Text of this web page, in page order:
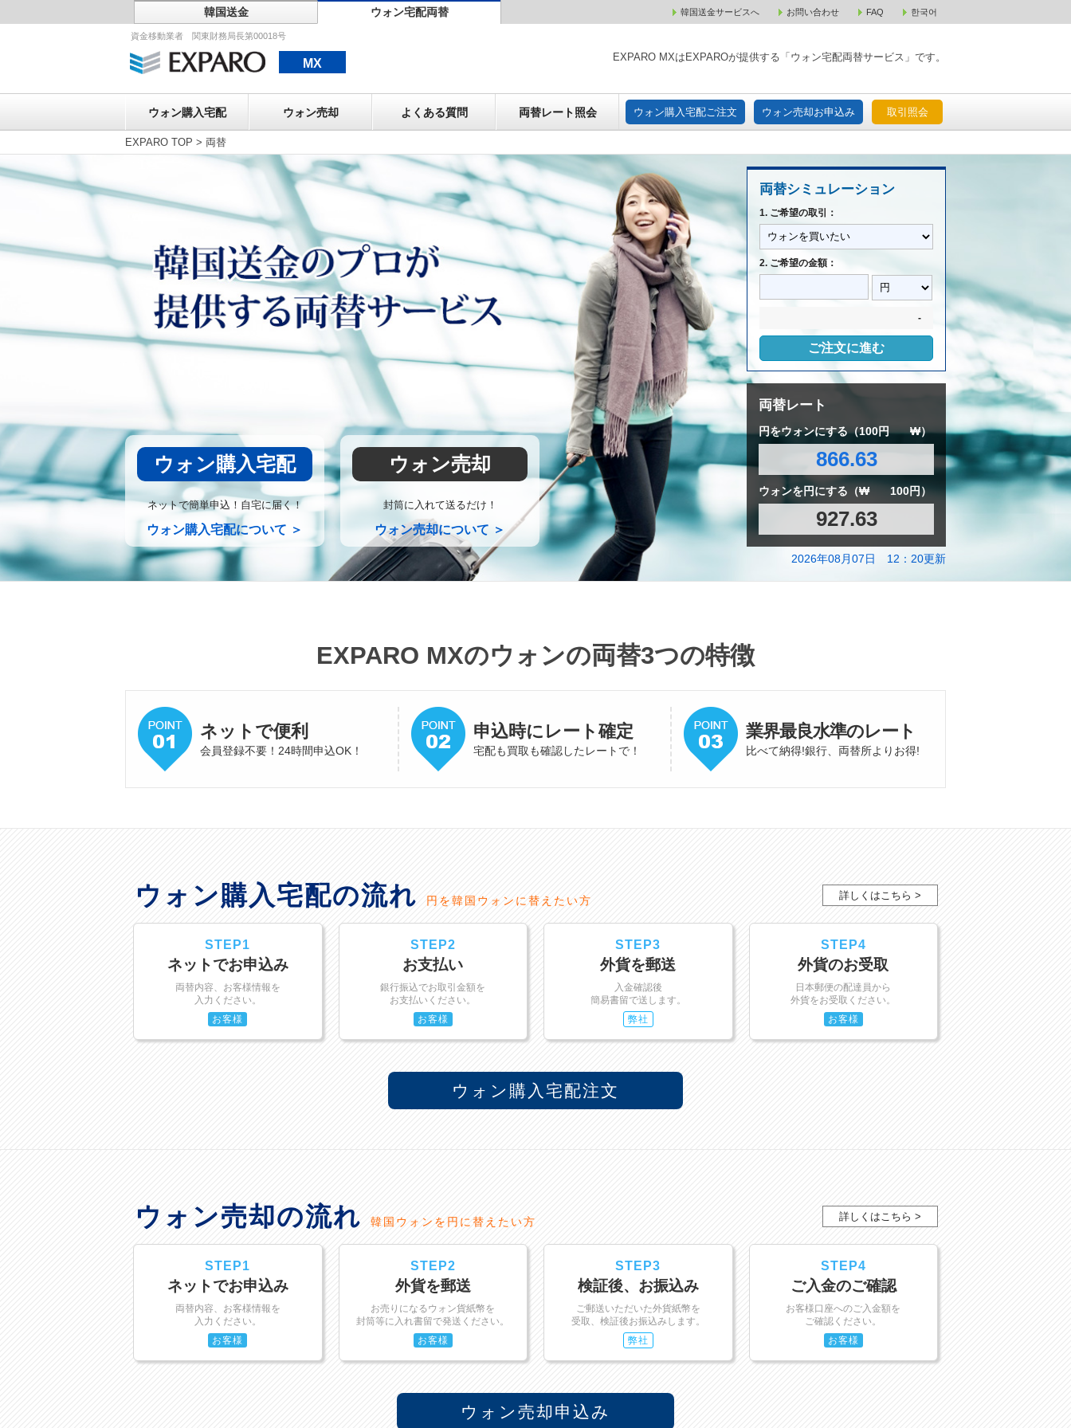
韓国送金 ウォン宅配両替 韓国送金サービスへ お問い合わせ FAQ 한국어
資金移動業者 関東財務局長第00018号
MX EXPARO MXはEXPAROが提供する「ウォン宅配両替サービス」です。
ウォン購入宅配 ウォン売却 よくある質問 両替レート照会 ウォン購入宅配ご注文 ウォン売却お申込み 取引照会
ウォン売却 ウォン購入宅配ご注文 ウォン売却お申込み 取引照会
EXPARO TOP > 両替
両替シミュレーション
1. ご希望の取引：
2. ご希望の金額：
-
ご注文に進む
両替レート
円をウォンにする（100円 ₩）
866.63
ウォンを円にする（₩ 100円）
927.63
2026年08月07日 12：20更新
ウォン購入宅配
ネットで簡単申込！自宅に届く！
ウォン購入宅配について ＞
ウォン売却
封筒に入れて送るだけ！
ウォン売却について ＞
EXPARO MXのウォンの両替3つの特徴
ネットで便利
会員登録不要！24時間申込OK！
申込時にレート確定
宅配も買取も確認したレートで！
業界最良水準のレート
比べて納得!銀行、両替所よりお得!
詳しくはこちら >
ウォン購入宅配の流れ 円を韓国ウォンに替えたい方
STEP1
ネットでお申込み
両替内容、お客様情報を
入力ください。
お客様
STEP2
お支払い
銀行振込でお取引金額を
お支払いください。
お客様
STEP3
外貨を郵送
入金確認後
簡易書留で送します。
弊社
STEP4
外貨のお受取
日本郵便の配達員から
外貨をお受取ください。
お客様
ウォン購入宅配注文
詳しくはこちら >
ウォン売却の流れ 韓国ウォンを円に替えたい方
STEP1
ネットでお申込み
両替内容、お客様情報を
入力ください。
お客様
STEP2
外貨を郵送
お売りになるウォン貨紙幣を
封筒等に入れ書留で発送ください。
お客様
STEP3
検証後、お振込み
ご郵送いただいた外貨紙幣を
受取、検証後お振込みします。
弊社
STEP4
ご入金のご確認
お客様口座へのご入金額を
ご確認ください。
お客様
ウォン売却申込み